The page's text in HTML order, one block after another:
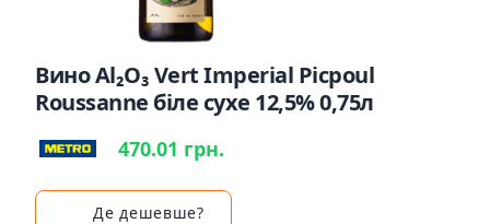
Вино Al₂O₃ Vert Imperial Picpoul
Roussanne біле сухе 12,5% 0,75л
470.01 грн.
Де дешевше?